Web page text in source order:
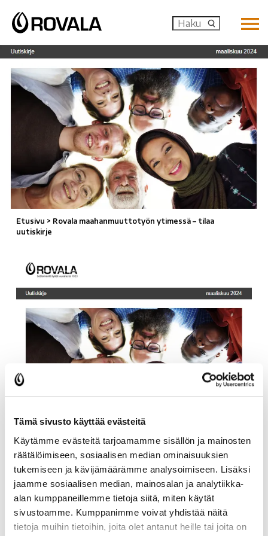
Tämä sivusto käyttää evästeitä
Käytämme evästeitä tarjoamamme sisällön ja mainosten
räätälöimiseen, sosiaalisen median ominaisuuksien
tukemiseen ja kävijämäärämme analysoimiseen. Lisäksi
jaamme sosiaalisen median, mainosalan ja analytiikka-
alan kumppaneillemme tietoja siitä, miten käytät
sivustoamme. Kumppanimme voivat yhdistää näitä
tietoja muihin tietoihin, joita olet antanut heille tai joita on
Etusivu > Rovala maahanmuuttotyön ytimessä – tilaa
uutiskirje
Rovalan monikulttuurinen työ on alkanut julkaista yhteistä
uutiskirjettä. Uutiskirjeemme on tarkoitettu erityisesti
maahanmuuttotyön parissa työskenteleville ja asiasta
kiinnostuneille. Uutiskirjeessämme kerromme